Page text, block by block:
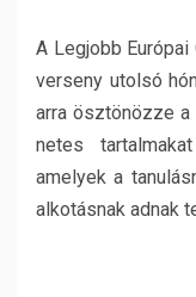
A Legjobb
verseny utolsó
arra ösztönözze a
netes
amelyek a
alkotásnak adnak